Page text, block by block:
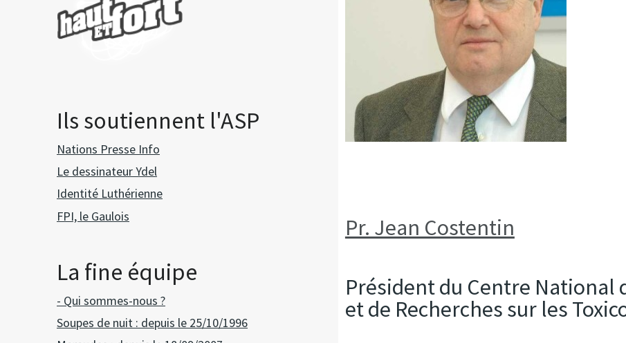
Ils soutiennent l'ASP
Nations Presse Info
Le dessinateur Ydel
Identité Luthérienne
FPI, le Gaulois
La fine équipe
- Qui sommes-nous ?
Soupes de nuit : depuis le 25/10/1996
Pr. Jean Costentin
Président du Centre National
et de Recherches sur les